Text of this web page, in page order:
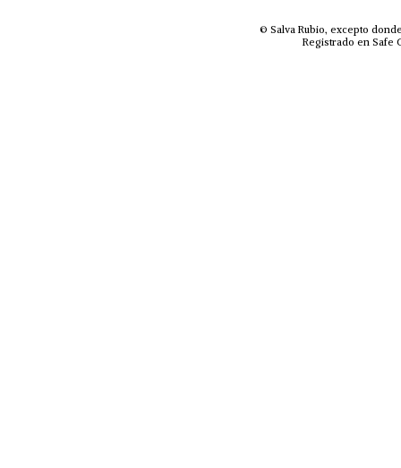
© Salva Rubio, excepto
Registrado en Safe